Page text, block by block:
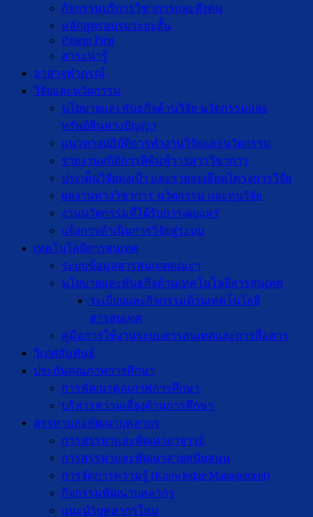
กิจกรรมบริการวิชาการและสังคม
หลักสูตรอบรมระยะสั้น
Patient First
สาระน่ารู้
อาสาจุฬาภรณ์
วิจัยและนวัตกรรม
นโยบายและพันธกิจด้านวิจัย นวัตกรรมและ
ทรัพย์สินทางปัญญา
แนวทางปฏิบัติการทำงานวิจัยและนวัตกรรม
รายงานสถิติการตีพิมพ์วารสารวิชาการ
ประเด็นวิจัยมุ่งเป้า และรายละเอียดโครงการวิจัย
ผลงานทางวิชาการ นวัตกรรม และทุนวิจัย
งานนวัตกรรมที่ได้รับการเผยแพร่
แจ้งการดำเนินการวิจัยสู่ระบบ
เทคโนโลยีสารสนเทศ
ระบบข้อมูลสารสนเทศคณะฯ
นโยบายและพันธกิจด้านเทคโนโลยีสารสนเทศ
ระเบียบและกิจกรรมด้านเทคโนโลยี
สารสนเทศ
คู่มือการใช้งานระบบสารสนเทศและการสื่อสาร
วิเทศสัมพันธ์
ประกันคุณภาพการศึกษา
การพัฒนาคุณภาพการศึกษา
บริหารความเสี่ยงด้านการศึกษา
สรรหาและพัฒนาบุคลากร
การสรรหาและพัฒนาอาจารย์
การสรรหาและพัฒนาสายสนับสนุน
การจัดการความรู้ (Knowledge Management)
กิจกรรมพัฒนาบุคลากร
แนะนำบุคลากรใหม่